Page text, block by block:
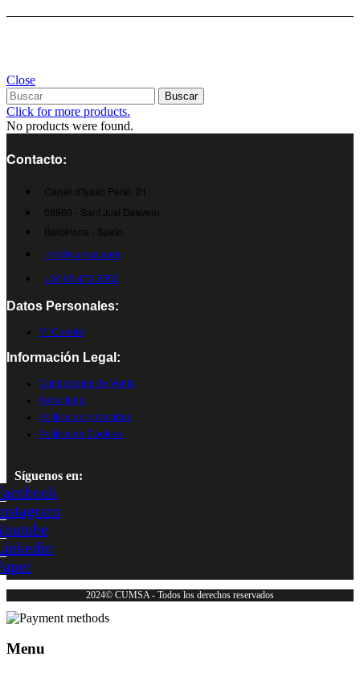
Close
Buscar
Click for more products.
No products were found.
Contacto:
Carrer d'Isaac Peral, 21
08960 - Sant Just Desvern
Barcelona - Spain
info@cumsa.com
+34 93 473 2552
Datos Personales:
Mi Cuenta
Información Legal:
Condiciones de Venta
Aviso legal
Política de privacidad
Política de Cookies
Síguenos en:
2024© CUMSA - Todos los derechos reservados
Menu